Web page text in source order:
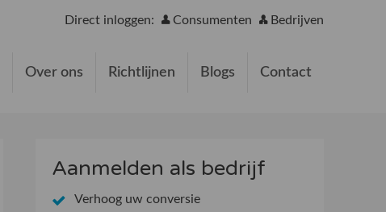
Direct inloggen: Consumenten Bedrijven
Over ons Richtlijnen Blogs Contact
Aanmelden als bedrijf
Verhoog uw conversie